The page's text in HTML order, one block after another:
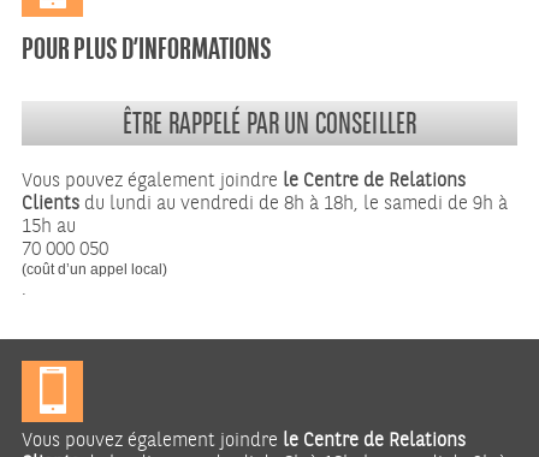
POUR PLUS D’INFORMATIONS
ÊTRE RAPPELÉ PAR UN CONSEILLER
Vous pouvez également joindre le Centre de Relations
Clients du lundi au vendredi de 8h à 18h, le samedi de 9h à
15h au
70 000 050
(coût d’un appel local)
.
Vous pouvez également joindre le Centre de Relations